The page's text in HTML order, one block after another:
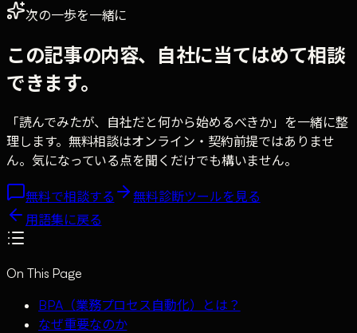
次の一歩を一緒に
この記事の内容、自社に当てはめて相談
できます。
「読んでみたが、自社だと何から始めるべきか」を一緒に整
理します。無料相談はオンライン・契約前提ではありませ
ん。気になっている点を聞くだけでも構いません。
無料で相談する
無料診断ツールを見る
用語集に戻る
On This Page
BPA（業務プロセス自動化）とは？
なぜ重要なのか